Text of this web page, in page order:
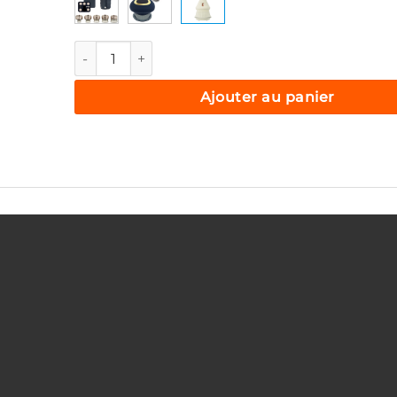
quantité de Medivon Halley 2, ventouse de
Ajouter au panier